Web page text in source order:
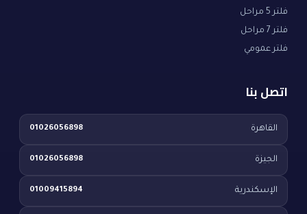
فلتر 5 مراحل
فلتر 7 مراحل
فلتر عمومي
اتصل بنا
القاهرة 01026056898
الجيزة 01026056898
الإسكندرية 01009415894